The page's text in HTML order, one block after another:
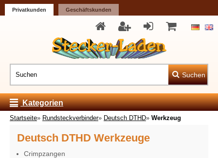
Privatkunden Geschäftskunden
Suchen
Kategorien
Startseite» Rundsteckverbinder» Deutsch DTHD» Werkzeug
Deutsch DTHD Werkzeuge
Crimpzangen